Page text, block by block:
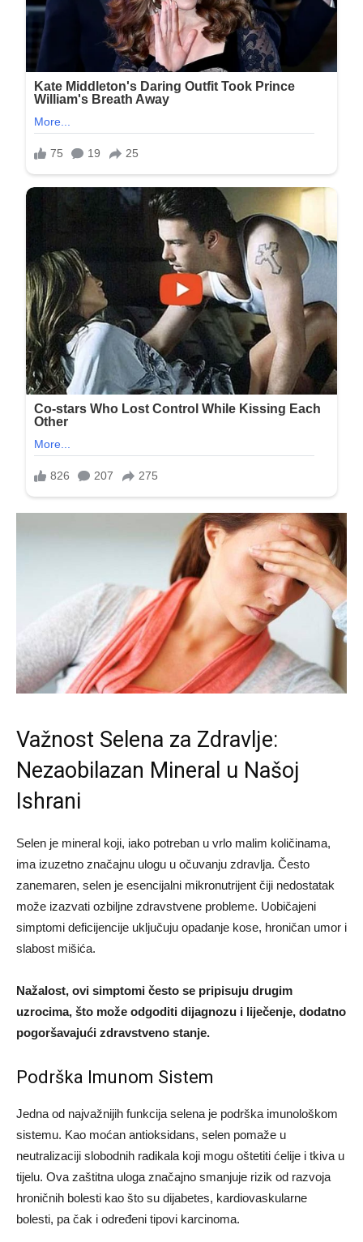
Važnost Selena za Zdravlje:
Nezaobilazan Mineral u Našoj
Ishrani
Selen je mineral koji, iako potreban u vrlo malim količinama,
ima izuzetno značajnu ulogu u očuvanju zdravlja. Često
zanemaren, selen je esencijalni mikronutrijent čiji nedostatak
može izazvati ozbiljne zdravstvene probleme. Uobičajeni
simptomi deficijencije uključuju opadanje kose, hroničan umor i
slabost mišića.
Nažalost, ovi simptomi često se pripisuju drugim
uzrocima, što može odgoditi dijagnozu i liječenje, dodatno
pogoršavajući zdravstveno stanje.
Podrška Imunom Sistem
Jedna od najvažnijih funkcija selena je podrška imunološkom
sistemu. Kao moćan antioksidans, selen pomaže u
neutralizaciji slobodnih radikala koji mogu oštetiti ćelije i tkiva u
tijelu. Ova zaštitna uloga značajno smanjuje rizik od razvoja
hroničnih bolesti kao što su dijabetes, kardiovaskularne
bolesti, pa čak i određeni tipovi karcinoma.